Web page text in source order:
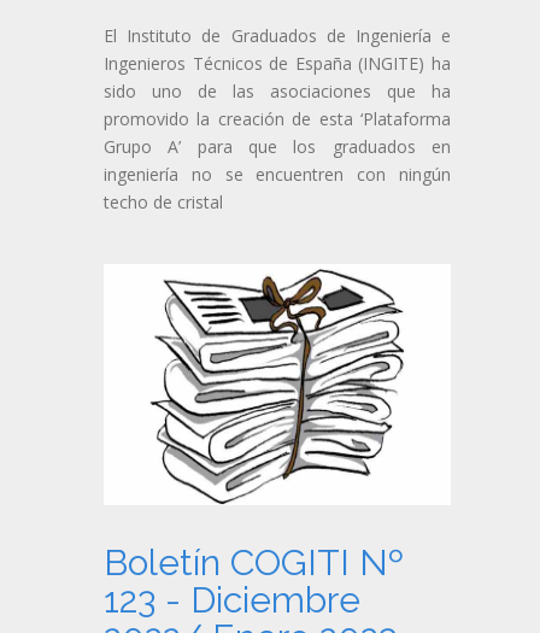
El Instituto de Graduados de Ingeniería e
Ingenieros Técnicos de España (INGITE) ha
sido uno de las asociaciones que ha
promovido la creación de esta ‘Plataforma
Grupo A’ para que los graduados en
ingeniería no se encuentren con ningún
techo de cristal
Boletín COGITI Nº
123 - Diciembre